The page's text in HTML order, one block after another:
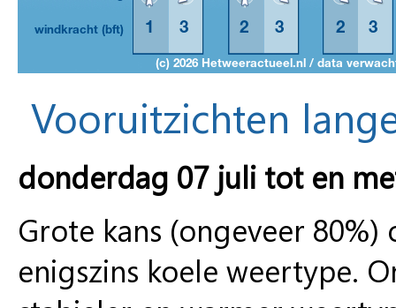
Vooruitzichten
donderdag 07 juli tot en
Grote kans (ongeveer
enigszins koele weertype.